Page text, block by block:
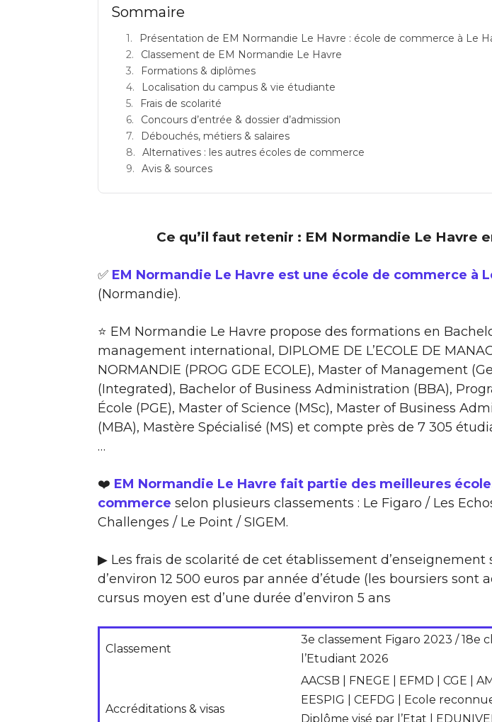
Sommaire
Présentation de EM Normandie Le Havre : école de commerce à Le
Classement de EM Normandie Le Havre
Formations & diplômes
Localisation du campus & vie étudiante
Frais de scolarité
Concours d’entrée & dossier d’admission
Débouchés, métiers & salaires
Alternatives : les autres écoles de commerce
Avis & sources
Ce qu’il faut retenir : EM Normandie Le Havre
✅ EM Normandie Le Havre est une école de commerce à
(Normandie).
⭐ EM Normandie Le Havre propose des formations en
management international, DIPLOME DE L’ECOLE DE
NORMANDIE (PROG GDE ECOLE), Master of Management
(Integrated), Bachelor of Business Administration (BBA),
École (PGE), Master of Science (MSc), Master of Business
(MBA), Mastère Spécialisé (MS) et compte près de 7 305
…
❤️ EM Normandie Le Havre fait partie des meilleures
commerce selon plusieurs classements : Le Figaro / Les
Challenges / Le Point / SIGEM.
▶ Les frais de scolarité de cet établissement d’enseignement
d’environ 12 500 euros par année d’étude (les boursiers sont
cursus moyen est d’une durée d’environ 5 ans
Classement
3e classement Figaro 2023 / 18e
l’Etudiant 2026
Accréditations & visas
AACSB | FNEGE | EFMD | CGE |
EESPIG | CEFDG | Ecole
Diplôme visé par l’Etat |